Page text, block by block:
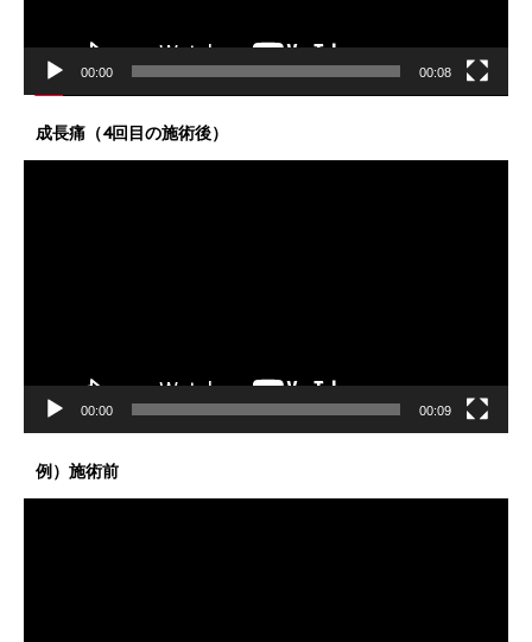
00:00 00:08
成長痛（4回目の施術後）
00:00 00:09
例）施術前